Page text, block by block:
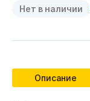
Нет в наличии
Описание